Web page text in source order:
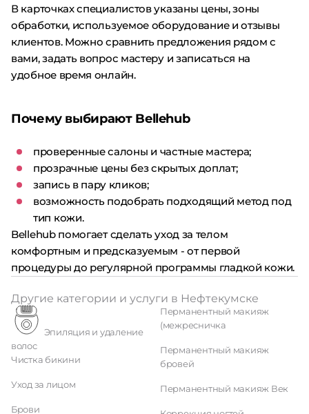
В карточках специалистов указаны цены, зоны
обработки, используемое оборудование и отзывы
клиентов. Можно сравнить предложения рядом с
вами, задать вопрос мастеру и записаться на
удобное время онлайн.
Почему выбирают Bellehub
проверенные салоны и частные мастера;
прозрачные цены без скрытых доплат;
запись в пару кликов;
возможность подобрать подходящий метод под
тип кожи.
Bellehub помогает сделать уход за телом
комфортным и предсказуемым - от первой
процедуры до регулярной программы гладкой кожи.
Другие категории и услуги в Нефтекумске
волос
Чистка бикини
Уход за лицом
Брови
Перманентный макияж
(межресничка
Перманентный макияж
бровей
Перманентный макияж Век